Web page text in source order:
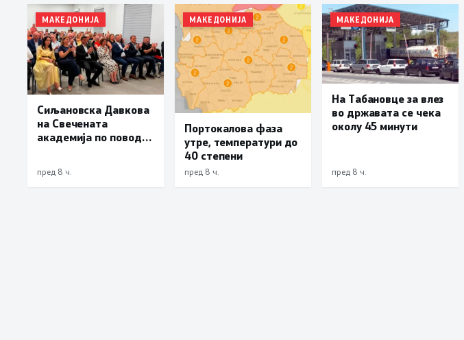
МАКЕДОНИЈА
Сиљановска Давкова
на Свечената
академија по повод
пред 8 ч.
МАКЕДОНИЈА
Портокалова фаза
утре, температури до
40 степени
пред 8 ч.
МАКЕДОНИЈА
На Табановце за влез
во државата се чека
околу 45 минути
пред 8 ч.